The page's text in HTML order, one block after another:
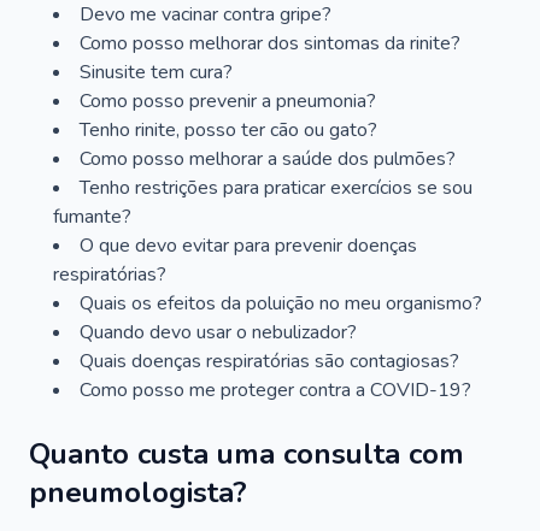
Devo me vacinar contra gripe?
Como posso melhorar dos sintomas da rinite?
Sinusite tem cura?
Como posso prevenir a pneumonia?
Tenho rinite, posso ter cão ou gato?
Como posso melhorar a saúde dos pulmões?
Tenho restrições para praticar exercícios se sou
fumante?
O que devo evitar para prevenir doenças
respiratórias?
Quais os efeitos da poluição no meu organismo?
Quando devo usar o nebulizador?
Quais doenças respiratórias são contagiosas?
Como posso me proteger contra a COVID-19?
Quanto custa uma consulta com
pneumologista?